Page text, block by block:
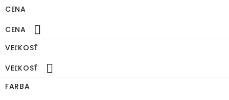
CENA
CENA

VEĽKOSŤ
VEĽKOSŤ

FARBA